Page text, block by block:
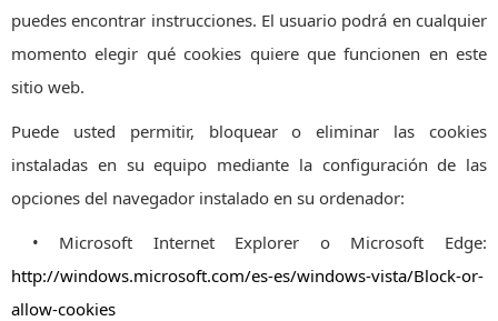
puedes encontrar instrucciones. El usuario podrá en cualquier
momento elegir qué cookies quiere que funcionen en este
sitio web.
Puede usted permitir, bloquear o eliminar las cookies
instaladas en su equipo mediante la configuración de las
opciones del navegador instalado en su ordenador:
• Microsoft Internet Explorer o Microsoft Edge:
http://windows.microsoft.com/es-es/windows-vista/Block-or-
allow-cookies